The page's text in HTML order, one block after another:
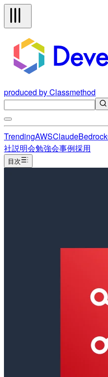
produced by Classmethod
TrendingAWSClaudeBedrock
社説明会勉強会事例採用
目次